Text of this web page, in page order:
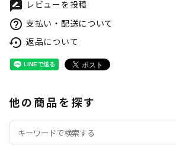
rate_review レビューを投稿
help_outline 支払い・配送について
settings_backup_restore 返品について
他の商品を探す